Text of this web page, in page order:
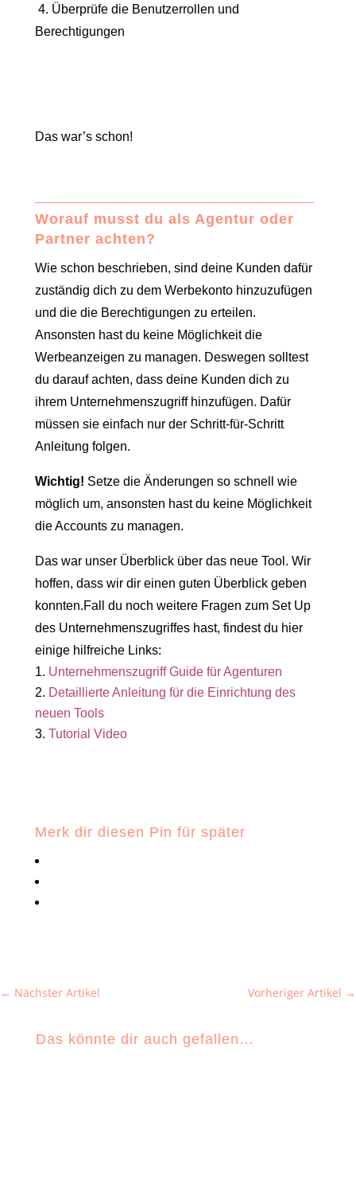
4. Überprüfe die Benutzerrollen und
Berechtigungen
Das war’s schon!
Worauf musst du als Agentur oder
Partner achten?
Wie schon beschrieben, sind deine Kunden dafür
zuständig dich zu dem Werbekonto hinzuzufügen
und die die Berechtigungen zu erteilen.
Ansonsten hast du keine Möglichkeit die
Werbeanzeigen zu managen. Deswegen solltest
du darauf achten, dass deine Kunden dich zu
ihrem Unternehmenszugriff hinzufügen. Dafür
müssen sie einfach nur der Schritt-für-Schritt
Anleitung folgen.
Wichtig! Setze die Änderungen so schnell wie
möglich um, ansonsten hast du keine Möglichkeit
die Accounts zu managen.
Das war unser Überblick über das neue Tool. Wir
hoffen, dass wir dir einen guten Überblick geben
konnten.Fall du noch weitere Fragen zum Set Up
des Unternehmenszugriffes hast, findest du hier
einige hilfreiche Links:
Unternehmenszugriff Guide für Agenturen
Detaillierte Anleitung für die Einrichtung des
neuen Tools
Tutorial Video
Merk dir diesen Pin für später
← Nächster Artikel Vorheriger Artikel →
Das könnte dir auch gefallen…